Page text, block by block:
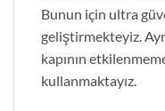
Bunun için ultra
geliştirmekteyiz.
kapının
kullanmaktayız.